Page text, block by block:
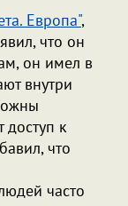
Европа",
что он
он имел в
внутри
доступ к
что
часто